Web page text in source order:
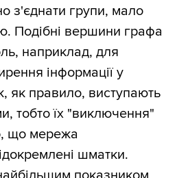
з'єднати групи, мало
Подібні вершини графа
наприклад, для
інформації у
як правило, виступають
тобто їх "виключення"
що мережа
шматки.